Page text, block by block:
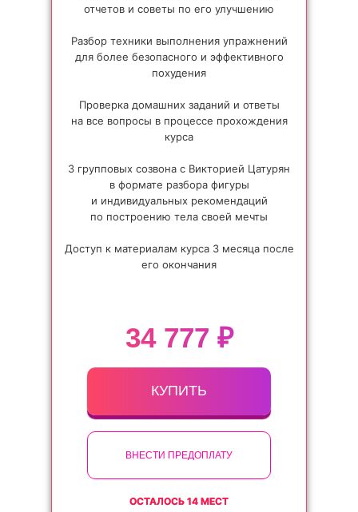
отчетов и советы по его улучшению
Разбор техники выполнения упражнений
для более безопасного и эффективного
похудения
Проверка домашних заданий и ответы
на все вопросы в процессе прохождения
курса
3 групповых созвона с Викторией Цатурян
в формате разбора фигуры
и индивидуальных рекомендаций
по построению тела своей мечты
Доступ к материалам курса 3 месяца после
его окончания
КУПИТЬ
ВНЕСТИ ПРЕДОПЛАТУ
34 777 ₽
ОСТАЛОСЬ 14 МЕСТ